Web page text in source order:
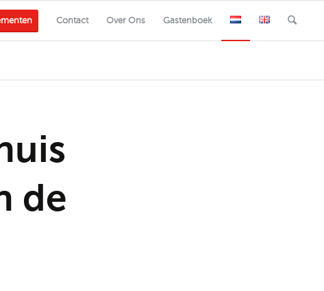
Contact Over Ons Gastenboek
de